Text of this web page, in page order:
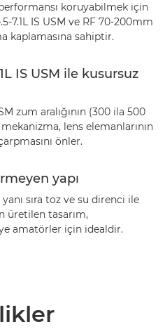
koruyabilmek için
7.1L IS USM ve RF 70-200mm
kaplamasına sahiptir.
IS USM ile kusursuz
zum aralığının (300 ila 500
lens elemanlarının
önler.
yapı
sıra toz ve su direnci ile
üretilen tasarım,
amatörler için idealdir.